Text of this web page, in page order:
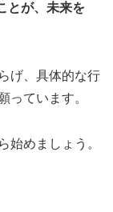
とが、未来を
げ、具体的な行
っています。
始めましょう。